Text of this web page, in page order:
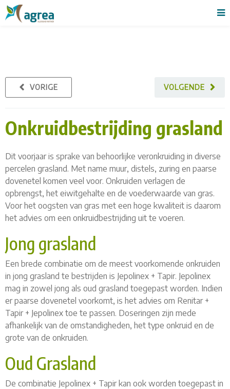
VOLGENDE
VORIGE
Onkruidbestrijding grasland
Dit voorjaar is sprake van behoorlijke veronkruiding in diverse
percelen grasland. Met name muur, distels, zuring en paarse
dovenetel komen veel voor. Onkruiden verlagen de
opbrengst, het eiwitgehalte en de voederwaarde van gras.
Voor het oogsten van gras met een hoge kwaliteit is daarom
het advies om een onkruidbestrijding uit te voeren.
Jong grasland
Een brede combinatie om de meest voorkomende onkruiden
in jong grasland te bestrijden is Jepolinex + Tapir. Jepolinex
mag in zowel jong als oud grasland toegepast worden. Indien
er paarse dovenetel voorkomt, is het advies om Renitar +
Tapir + Jepolinex toe te passen. Doseringen zijn mede
afhankelijk van de omstandigheden, het type onkruid en de
grote van de onkruiden.
Oud Grasland
De combinatie Jepolinex + Tapir kan ook worden toegepast in